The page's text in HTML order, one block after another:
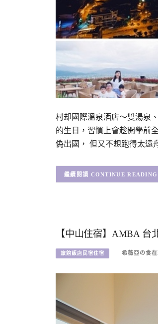
村却國際溫泉酒店～雙湯泉
的生日，習慣上會趁開學前
偽出國， 但又不想跑得太遠
CONTINUE READING
【中山住宿】AMBA 台
旅館飯店民宿住宿 希薇亞の食